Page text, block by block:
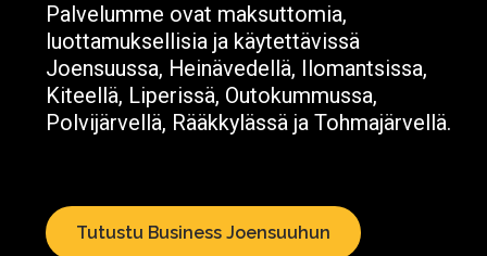
Palvelumme ovat maksuttomia,
luottamuksellisia ja käytettävissä
Joensuussa, Heinävedellä, Ilomantsissa,
Kiteellä, Liperissä, Outokummussa,
Polvijärvellä, Rääkkylässä ja Tohmajärvellä.
Tutustu Business Joensuuhun